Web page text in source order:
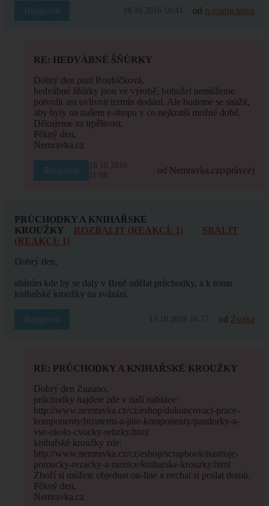
Reagovat 18.10.2016 10:41 od n.roubickova
RE: HEDVÁBNÉ ŠŇŮRKY
Dobrý den paní Roubíčková,
hedvábné šňůrky jsou ve výrobě, bohužel nemůžeme
potvrdit ani ovlivnit termín dodání. Ale budeme se snažit,
aby byly na našem e-shopu v co nejkratší možné době.
Děkujeme za trpělivost.
Pěkný den,
Nemravka.cz
Reagovat
18.10.2016
11:08
od Nemravka.cz(správce)
PRŮCHODKY A KNIHAŘSKÉ
KROUŽKY
ROZBALIT (REAKCÍ: 1)
SBALIT
(REAKCÍ: 1)
Dobrý den,
sháním kde by se daly v Brně udělat průchodky, a k tomu
knihařské kroužky na svázání.
Reagovat 13.10.2016 16:17 od Zuzka
RE: PRŮCHODKY A KNIHAŘSKÉ KROUŽKY
Dobrý den Zuzano,
průchodky najdete zde v naší nabídce:
http://www.nemravka.cz/cz/eshop/dokoncovaci-prace-
komponenty/bizuterni-a-jine-komponenty/pandorky-a-
vse-okolo-cvocky-retizky.html
knihařské kroužky zde:
http://www.nemravka.cz/cz/eshop/scrapbook/nastroje-
pomucky-rezacky-a-raznice/kniharske-krouzky.html
Zboží si můžete objednat on-line a nechat si poslat domů.
Pěkný den,
Nemravka.cz